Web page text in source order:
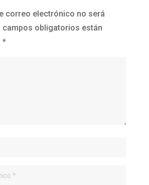
correo electrónico no será
campos obligatorios están
*